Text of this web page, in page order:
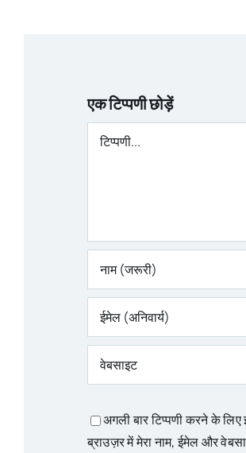
एक टिप्पणी छोड़ें
टिप्पणी
अगली बार टिप्पणी करने के लिए
ब्राउज़र में मेरा नाम, ईमेल और